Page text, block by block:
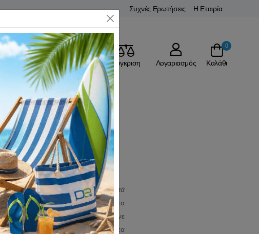
Συχνές Ερωτήσεις Η Εταιρία
Αγαπημένα Σύγκριση Λογαριασμός
0
Καλάθι
μακριά και να είναι αυτή. Τα σπαστά
μας στο μετρό ή το τραμ ώστε να τα
διπλωθούνε και να τοποθετηθούνε
από λάτρεις της θάλασσας που τα
Close